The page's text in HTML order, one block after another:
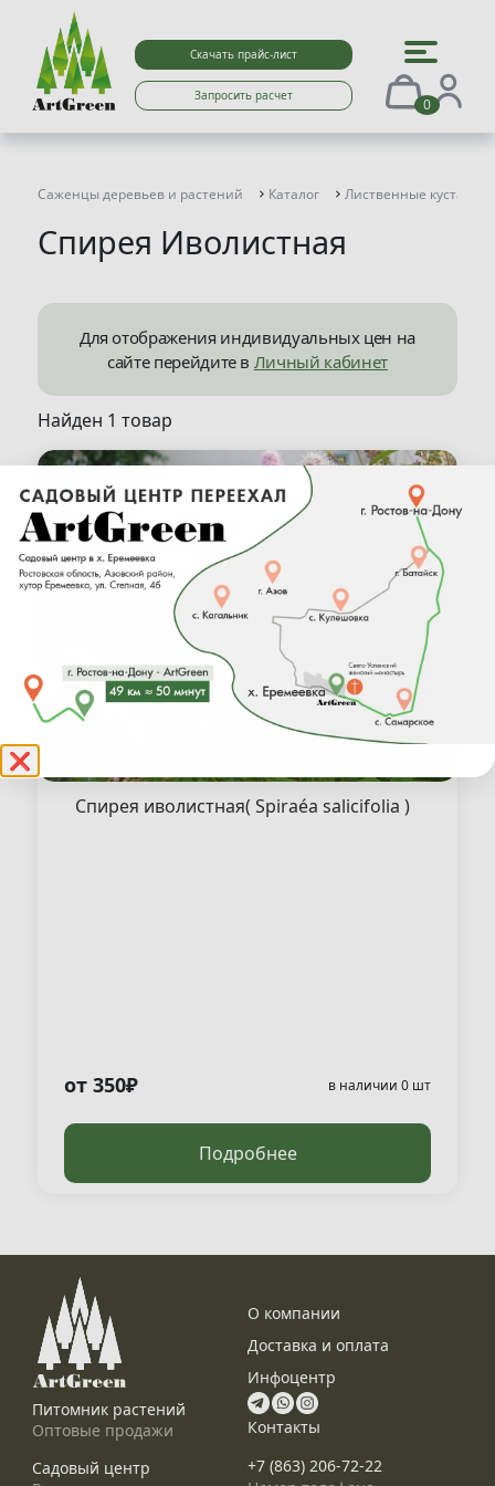
❌
Скачать прайс-лист
Запросить расчет 0
Саженцы деревьев и растений Каталог Лиственные
Спирея Иволистная
Для отображения индивидуальных цен на
сайте перейдите в Личный кабинет
Найден 1 товар
Спирея иволистная( Spiraéa salicifolia )
от 350₽ в наличии 0 шт
Подробнее
Питомник растений
Оптовые продажи
Садовый центр
О компании
Доставка и оплата
Инфоцентр
Контакты
+7 (863) 206-72-22